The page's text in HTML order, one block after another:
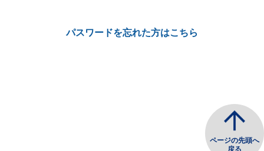
パスワードを忘れた方はこちら
ページの先頭へ
戻る